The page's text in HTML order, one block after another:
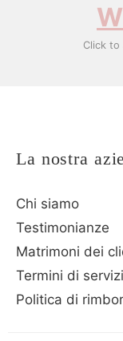
Click to
La nostra
Chi siamo
Testimonianze
Matrimoni dei
Termini di
Politica di